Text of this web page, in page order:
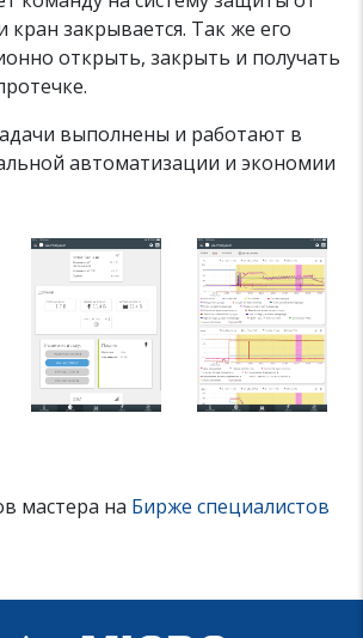
закрывается. Так же его
открыть, закрыть и получать
выполнены и работают в
автоматизации и экономии
мастера на Бирже специалистов